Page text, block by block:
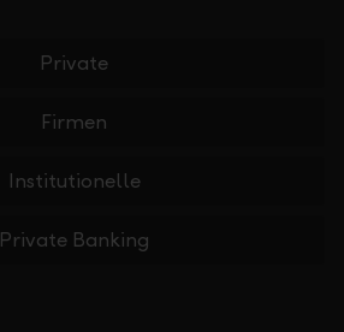
Private
Firmen
Institutionelle
Private Banking